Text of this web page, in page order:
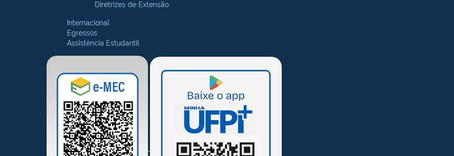
Diretrizes de Extensão
Internacional
Egressos
Assistência Estudantil